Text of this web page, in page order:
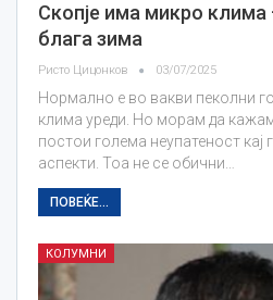
Скопје има микро клима
блага зима
Ристо Цицонков 03/07/2025
Нормално е во вакви пеколни
клима уреди. Но морам да
постои голема неупатеност кај
аспекти. Тоа не се обични…
ПОВЕЌЕ...
КОЛУМНИ